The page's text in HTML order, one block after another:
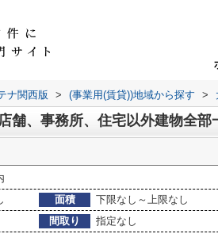
ナ関西版 > (事業用(賃貸))地域から探す >
舗、事務所、住宅以外建物全部
面積 下限なし～上限なし
間取り
指定なし